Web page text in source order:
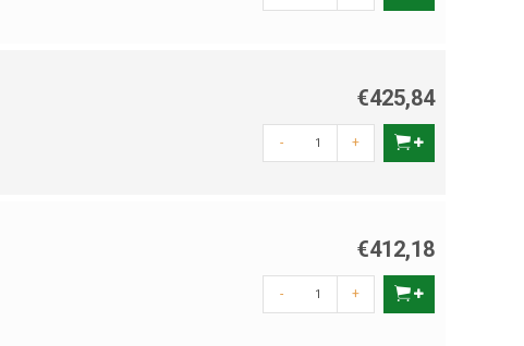
€425,84
- +
€412,18
- +